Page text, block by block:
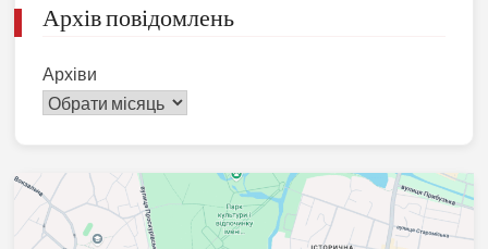
Архів повідомлень
Архіви